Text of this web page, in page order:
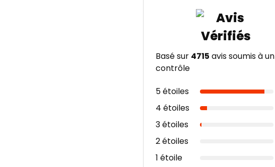
Basé sur 4715 avis soumis à un
contrôle
5 étoiles
4 étoiles
3 étoiles
2 étoiles
1 étoile